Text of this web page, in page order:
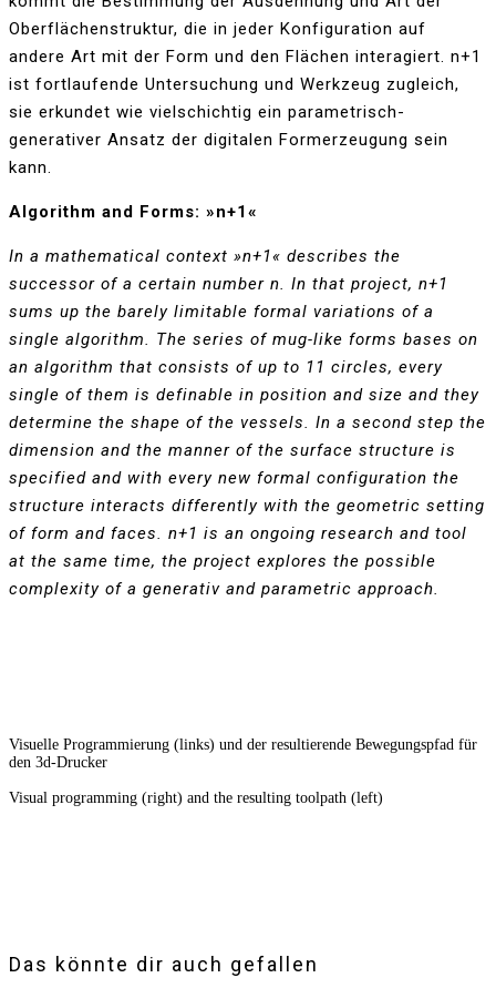
Oberflächenstruktur, die in jeder Konfiguration auf
andere Art mit der Form und den Flächen interagiert. n+1
ist fortlaufende Untersuchung und Werkzeug zugleich,
sie erkundet wie vielschichtig ein parametrisch-
generativer Ansatz der digitalen Formerzeugung sein
kann.
Algorithm and Forms: »n+1«
In a mathematical context »n+1« describes the
successor of a certain number n. In that project, n+1
sums up the barely limitable formal variations of a
single algorithm. The series of mug-like forms bases on
an algorithm that consists of up to 11 circles, every
single of them is definable in position and size and they
determine the shape of the vessels. In a second step the
dimension and the manner of the surface structure is
specified and with every new formal configuration the
structure interacts differently with the geometric setting
of form and faces. n+1 is an ongoing research and tool
at the same time, the project explores the possible
complexity of a generativ and parametric approach.
Visuelle Programmierung (links) und der resultierende Bewegungspfad für
den 3d-Drucker
Visual programming (right) and the resulting toolpath (left)
Das könnte dir auch gefallen